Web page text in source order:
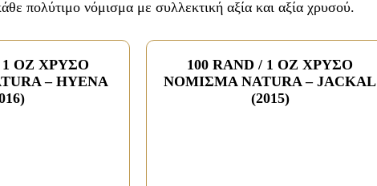
πολύτιμο νόμισμα με συλλεκτική αξία και αξία χρυσού.
1 OZ ΧΡΥΣΟ
– HYENA
100 RAND / 1 OZ ΧΡΥΣΟ
ΝΟΜΙΣΜΑ NATURA – JACKAL
(2015)